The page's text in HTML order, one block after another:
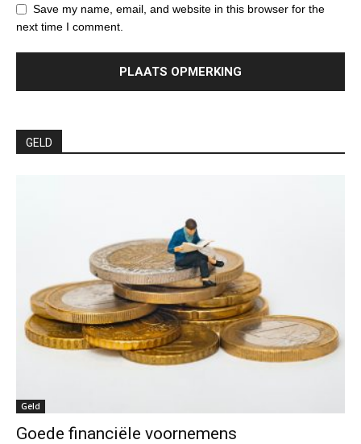
Save my name, email, and website in this browser for the
next time I comment.
GELD
Geld
Goede financiële voornemens